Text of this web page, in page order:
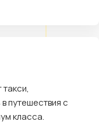
путешествия с
класса.